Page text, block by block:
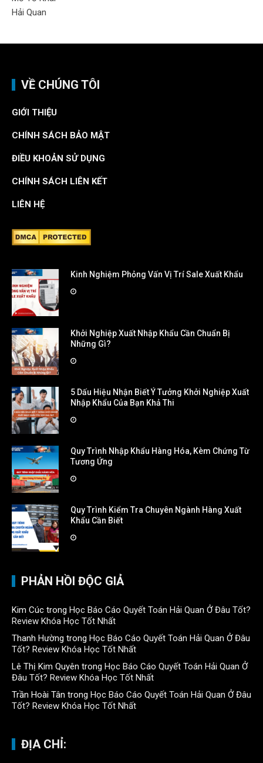
VỀ CHÚNG TÔI
GIỚI THIỆU
CHÍNH SÁCH BẢO MẬT
ĐIỀU KHOẢN SỬ DỤNG
CHÍNH SÁCH LIÊN KẾT
LIÊN HỆ
Kinh Nghiệm Phỏng Vấn Vị Trí Sale Xuất Khẩu
Khởi Nghiệp Xuất Nhập Khẩu Cần Chuẩn Bị
Những Gì?
5 Dấu Hiệu Nhận Biết Ý Tưởng Khởi Nghiệp Xuất
Nhập Khẩu Của Bạn Khả Thi
Quy Trình Nhập Khẩu Hàng Hóa, Kèm Chứng Từ
Tương Ứng
Quy Trình Kiểm Tra Chuyên Ngành Hàng Xuất
Khẩu Cần Biết
PHẢN HỒI ĐỘC GIẢ
Kim Cúc trong Học Báo Cáo Quyết Toán Hải Quan Ở Đâu Tốt?
Review Khóa Học Tốt Nhất
Thanh Hường trong Học Báo Cáo Quyết Toán Hải Quan Ở Đâu
Tốt? Review Khóa Học Tốt Nhất
Lê Thị Kim Quyên trong Học Báo Cáo Quyết Toán Hải Quan Ở
Đâu Tốt? Review Khóa Học Tốt Nhất
Trần Hoài Tân trong Học Báo Cáo Quyết Toán Hải Quan Ở Đâu
Tốt? Review Khóa Học Tốt Nhất
ĐỊA CHỈ: